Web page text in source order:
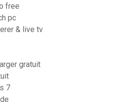
free
pc
& live tv
gratuit
7